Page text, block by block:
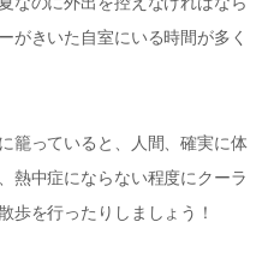
がきいた自室にいる時間が多く
籠っていると、人間、確実に体
熱中症にならない程度にクーラ
歩を行ったりしましょう！